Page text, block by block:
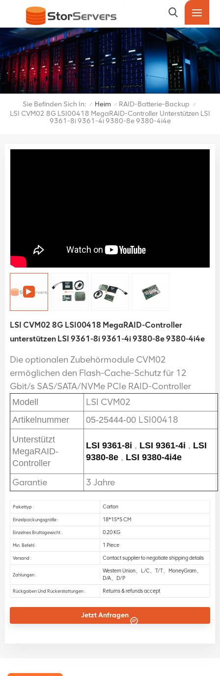
Sie Befinden Sich In: / Heim / RAID-Batterie-Backup /
LSI CVM02 8G LSI00418 MegaRAID-Controller Unterstützen LSI
9361-8i 9361-4i 9380-8e 9380-4i4e
LSI CVM02 8G LSI00418 MegaRAID-Controller
unterstützen LSI 9361-8i 9361-4i 9380-8e 9380-4i4e
Die optionalen Zubehörmodule CVM02
ermöglichen den Flash-Cache-Schutz für 12
Gbit/s SAS/SATA/NVMe PCIe RAID-Controller
Modell LSI CVM02
Artikelnummer 05-25444-00 LSI00418
Unterstützt
MegaRAID-
Controller
LSI 9361-8i , LSI 9361-4i , LSI
9380-8e, LSI 9380-4i4e
Garantie 3 Jahre
Pakettyp : Carton
Einzelpackungsgröße : 18*15*5 CM
Einzelnes Bruttogewicht : 0.20 KG
Min. Befehl : 1 Piece
Versand : Contact supplier to negotiate shipping details
Zahlungen :
Western Union、L/C、T/T、MoneyGram、
D/A、D/P
Rückgaben Und Rückerstattungen : Returns & refunds accept
Jetzt Anfragen